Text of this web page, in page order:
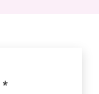
*Påkrevd